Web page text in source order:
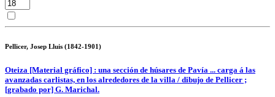
Pellicer, Josep Lluis (1842-1901)
Oteiza [Material gráfico] : una sección de húsares de Pavía ... carga á las
avanzadas carlistas, en los alrededores de la villa / dibujo de Pellicer ;
[grabado por] G. Marichal.